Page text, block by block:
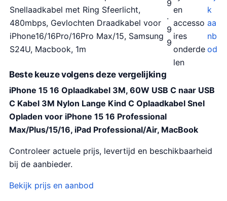
Snellaadkabel met Ring Sfeerlicht,
480mbps, Gevlochten Draadkabel voor
iPhone16/16Pro/16Pro Max/15, Samsung
S24U, Macbook, 1m
9
.
9
9
en
accesso
ires
onderde
len
k
aa
nb
od
Beste keuze volgens deze vergelijking
iPhone 15 16 Oplaadkabel 3M, 60W USB C naar USB
C Kabel 3M Nylon Lange Kind C Oplaadkabel Snel
Opladen voor iPhone 15 16 Professional
Max/Plus/15/16, iPad Professional/Air, MacBook
Controleer actuele prijs, levertijd en beschikbaarheid
bij de aanbieder.
Bekijk prijs en aanbod